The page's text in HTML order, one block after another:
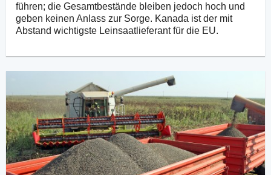
führen; die Gesamtbestände bleiben jedoch hoch und
geben keinen Anlass zur Sorge. Kanada ist der mit
Abstand wichtigste Leinsaatlieferant für die EU.